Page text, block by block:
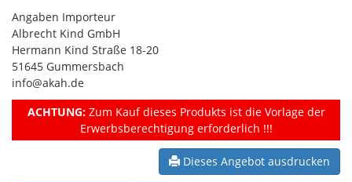
Angaben Importeur
Albrecht Kind GmbH
Hermann Kind Straße 18-20
51645 Gummersbach
info@akah.de
ACHTUNG:Zum Kauf dieses Produkts ist die Vorlage der
Erwerbsberechtigung erforderlich !!!
Dieses Angebot ausdrucken